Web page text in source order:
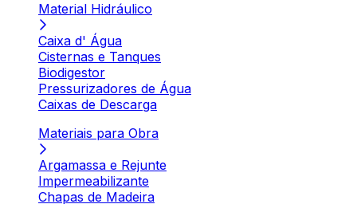
Material Hidráulico
Caixa d' Água
Cisternas e Tanques
Biodigestor
Pressurizadores de Água
Caixas de Descarga
Materiais para Obra
Argamassa e Rejunte
Impermeabilizante
Chapas de Madeira